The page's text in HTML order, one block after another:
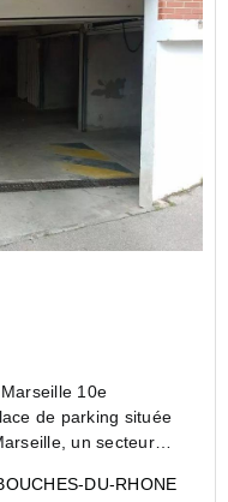
10e
de parking située
un secteur
rare sur...
DU-RHONE